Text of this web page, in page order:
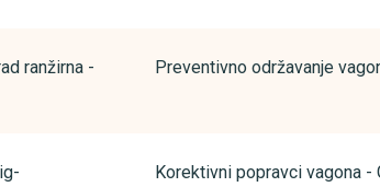
ranžirna -
Preventivno održavanje
Korektivni popravci vagona -